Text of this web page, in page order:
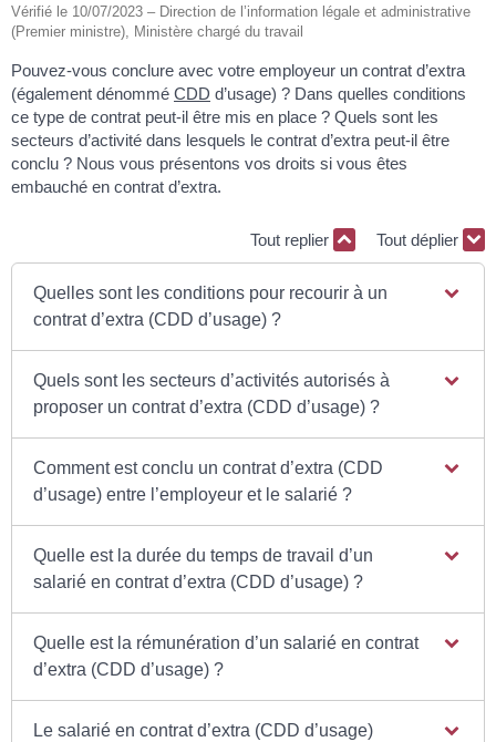
Vérifié le 10/07/2023 – Direction de l’information légale et administrative
(Premier ministre), Ministère chargé du travail
Pouvez-vous conclure avec votre employeur un contrat d’extra
(également dénommé CDD d’usage) ? Dans quelles conditions
ce type de contrat peut-il être mis en place ? Quels sont les
secteurs d’activité dans lesquels le contrat d’extra peut-il être
conclu ? Nous vous présentons vos droits si vous êtes
embauché en contrat d’extra.
Tout replier Tout déplier
Quelles sont les conditions pour recourir à un
contrat d’extra (CDD d’usage) ?
Quels sont les secteurs d’activités autorisés à
proposer un contrat d’extra (CDD d’usage) ?
Comment est conclu un contrat d’extra (CDD
d’usage) entre l’employeur et le salarié ?
Quelle est la durée du temps de travail d’un
salarié en contrat d’extra (CDD d’usage) ?
Quelle est la rémunération d’un salarié en contrat
d’extra (CDD d’usage) ?
Le salarié en contrat d’extra (CDD d’usage)